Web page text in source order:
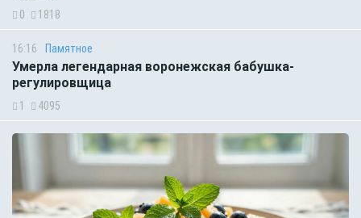
0 1818
16:16 Памятное
Умерла легендарная воронежская бабушка-
регулировщица
1 4095